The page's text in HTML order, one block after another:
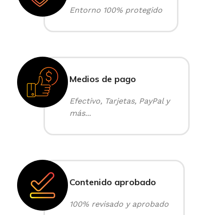
Entorno 100% protegido
Medios de pago
Efectivo, Tarjetas, PayPal y
más...
Contenido aprobado
100% revisado y aprobado